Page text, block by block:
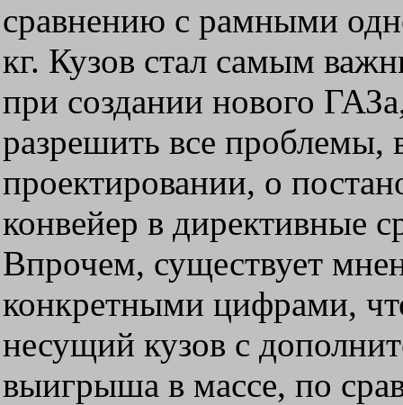
сравнению с рамными
кг. Кузов стал самым
при создании нового
разрешить все проблемы,
проектировании, о
конвейер в директивные
Впрочем, существует
конкретными цифрами,
несущий кузов с
выигрыша в массе, по